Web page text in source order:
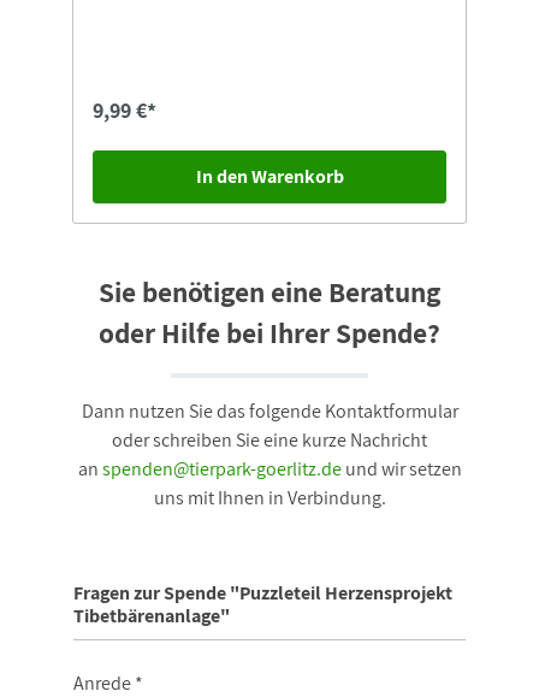
9,99 €*
In den Warenkorb
Sie benötigen eine Beratung
oder Hilfe bei Ihrer Spende?
Dann nutzen Sie das folgende Kontaktformular
oder schreiben Sie eine kurze Nachricht
anspenden@tierpark-goerlitz.deund wir setzen
uns mit Ihnen in Verbindung.
Fragen zur Spende "Puzzleteil Herzensprojekt
Tibetbärenanlage"
Anrede *